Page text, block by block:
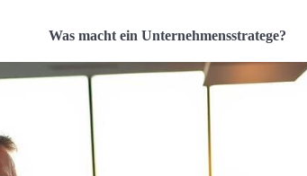
Was macht ein Unternehmensstratege?